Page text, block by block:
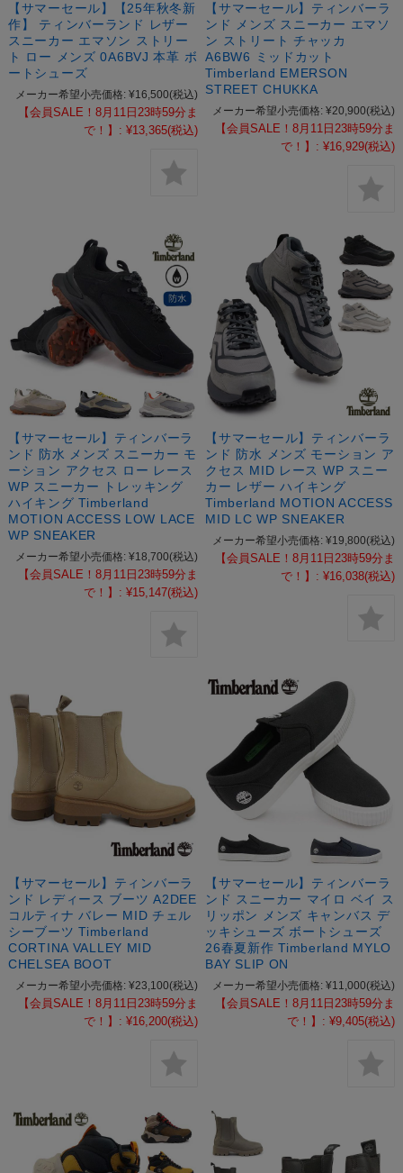
【サマーセール】【25年秋冬新
作】 ティンバーランド レザー
スニーカー エマソン ストリー
ト ロー メンズ 0A6BVJ 本革 ボ
ートシューズ
メーカー希望小売価格: ¥16,500(税込)
【会員SALE！8月11日23時59分ま
で！】: ¥13,365(税込)
【サマーセール】ティンバーラ
ンド メンズ スニーカー エマソ
ン ストリート チャッカ
A6BW6 ミッドカット
Timberland EMERSON
STREET CHUKKA
メーカー希望小売価格: ¥20,900(税込)
【会員SALE！8月11日23時59分ま
で！】: ¥16,929(税込)
【サマーセール】ティンバーラ
ンド 防水 メンズ スニーカー モ
ーション アクセス ロー レース
WP スニーカー トレッキング
ハイキング Timberland
MOTION ACCESS LOW LACE
WP SNEAKER
メーカー希望小売価格: ¥18,700(税込)
【会員SALE！8月11日23時59分ま
で！】: ¥15,147(税込)
【サマーセール】ティンバーラ
ンド 防水 メンズ モーション ア
クセス MID レース WP スニー
カー レザー ハイキング
Timberland MOTION ACCESS
MID LC WP SNEAKER
メーカー希望小売価格: ¥19,800(税込)
【会員SALE！8月11日23時59分ま
で！】: ¥16,038(税込)
【サマーセール】ティンバーラ
ンド レディース ブーツ A2DEE
コルティナ バレー MID チェル
シーブーツ Timberland
CORTINA VALLEY MID
CHELSEA BOOT
メーカー希望小売価格: ¥23,100(税込)
【会員SALE！8月11日23時59分ま
で！】: ¥16,200(税込)
【サマーセール】ティンバーラ
ンド スニーカー マイロ ベイ ス
リッポン メンズ キャンバス デ
ッキシューズ ボートシューズ
26春夏新作 Timberland MYLO
BAY SLIP ON
メーカー希望小売価格: ¥11,000(税込)
【会員SALE！8月11日23時59分ま
で！】: ¥9,405(税込)